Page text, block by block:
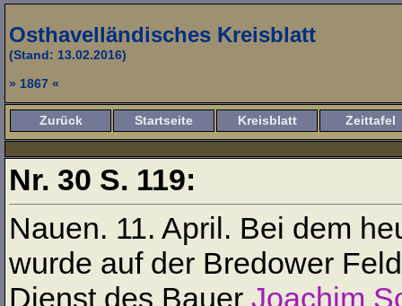
Osthavelländisches Kreisblatt
(Stand: 13.02.2016)
» 1867 «
Zurück Startseite Kreisblatt Zeittafel
Nr. 30 S. 119:
Nauen. 11. April. Bei dem
wurde auf der Bredower
Dienst des Bauer Joachim